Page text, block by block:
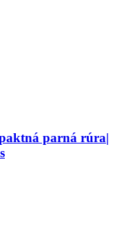
parná rúra|